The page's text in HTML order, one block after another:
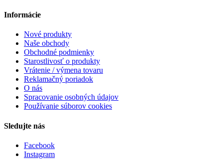
Informácie
Nové produkty
Naše obchody
Obchodné podmienky
Starostlivosť o produkty
Vrátenie / výmena tovaru
Reklamačný poriadok
O nás
Spracovanie osobných údajov
Používanie súborov cookies
Sledujte nás
Facebook
Instagram